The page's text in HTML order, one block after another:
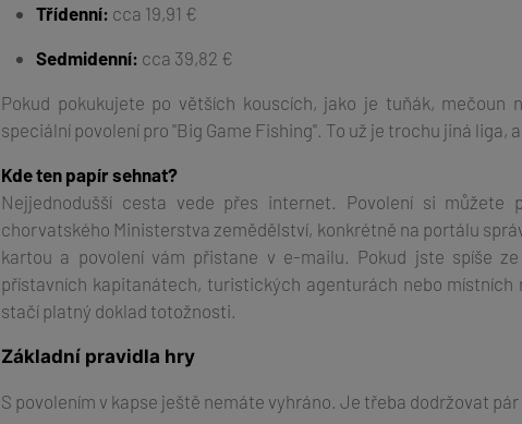
Třídenní: cca 19,91 €
Sedmidenní: cca 39,82 €
Pokud pokukujete po větších kouscích, jako je tuňák, mečoun
speciální povolení pro "Big Game Fishing". To už je trochu jiná liga,
Kde ten papír sehnat?
Nejjednodušší cesta vede přes internet. Povolení si můžete
chorvatského Ministerstva zemědělství, konkrétně na portálu
kartou a povolení vám přistane v e-mailu.
Pokud jste spíše
přístavních kapitanátech, turistických agenturách nebo místních
stačí platný doklad totožnosti.
Základní pravidla hry
S povolením v kapse ještě nemáte vyhráno. Je třeba dodržovat